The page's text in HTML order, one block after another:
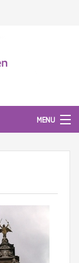
MENU